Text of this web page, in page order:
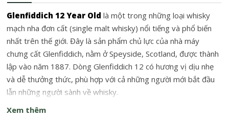
Glenfiddich 12 Year Old là một trong những loại whisky
mạch nha đơn cất (single malt whisky) nổi tiếng và phổ biến
nhất trên thế giới. Đây là sản phẩm chủ lực của nhà máy
chưng cất Glenfiddich, nằm ở Speyside, Scotland, được thành
lập vào năm 1887. Dòng Glenfiddich 12 có hương vị dịu nhẹ
và dễ thưởng thức, phù hợp với cả những người mới bắt đầu
lẫn những người sành về whisky.
Xem thêm